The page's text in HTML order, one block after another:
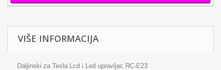
VIŠE INFORMACIJA
Daljinski za Tesla Lcd i Led upravljac RC-E23